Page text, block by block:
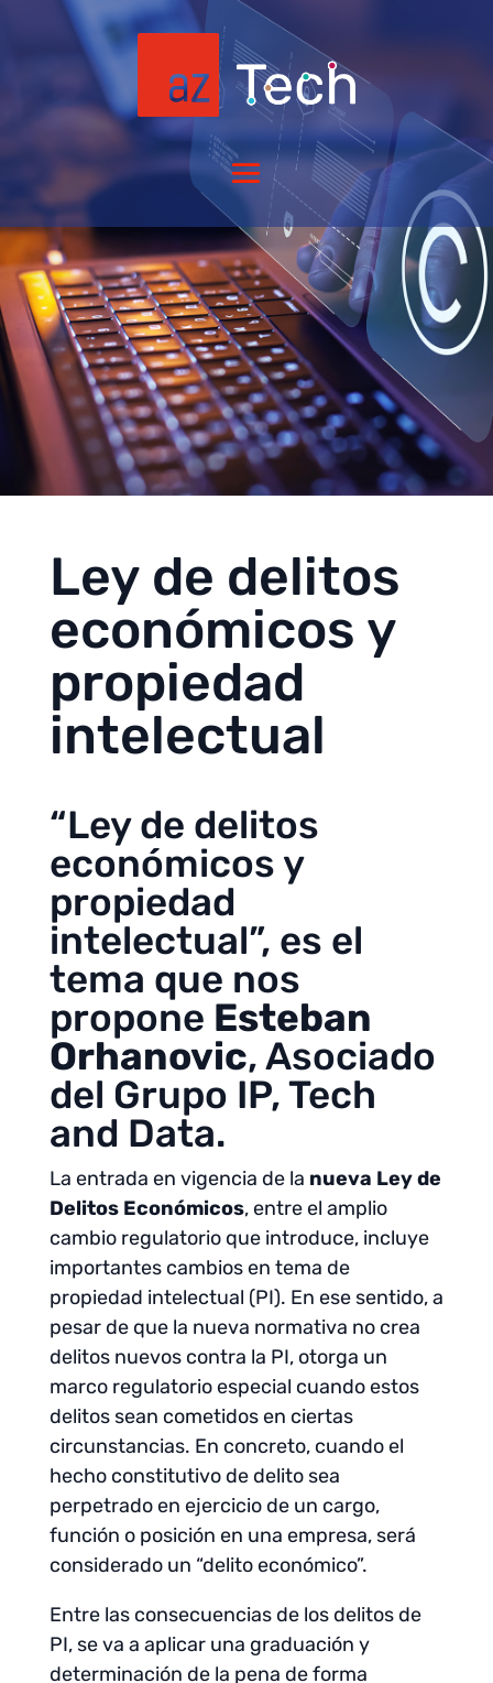
Ley de delitos
económicos y
propiedad
intelectual
“Ley de delitos
económicos y
propiedad
intelectual”, es el
tema que nos
propone Esteban
Orhanovic, Asociado
del Grupo IP, Tech
and Data.
La entrada en vigencia de la nueva Ley de
Delitos Económicos, entre el amplio
cambio regulatorio que introduce, incluye
importantes cambios en tema de
propiedad intelectual (PI). En ese sentido, a
pesar de que la nueva normativa no crea
delitos nuevos contra la PI, otorga un
marco regulatorio especial cuando estos
delitos sean cometidos en ciertas
circunstancias. En concreto, cuando el
hecho constitutivo de delito sea
perpetrado en ejercicio de un cargo,
función o posición en una empresa, será
considerado un “delito económico”.
Entre las consecuencias de los delitos de
PI, se va a aplicar una graduación y
determinación de la pena de forma